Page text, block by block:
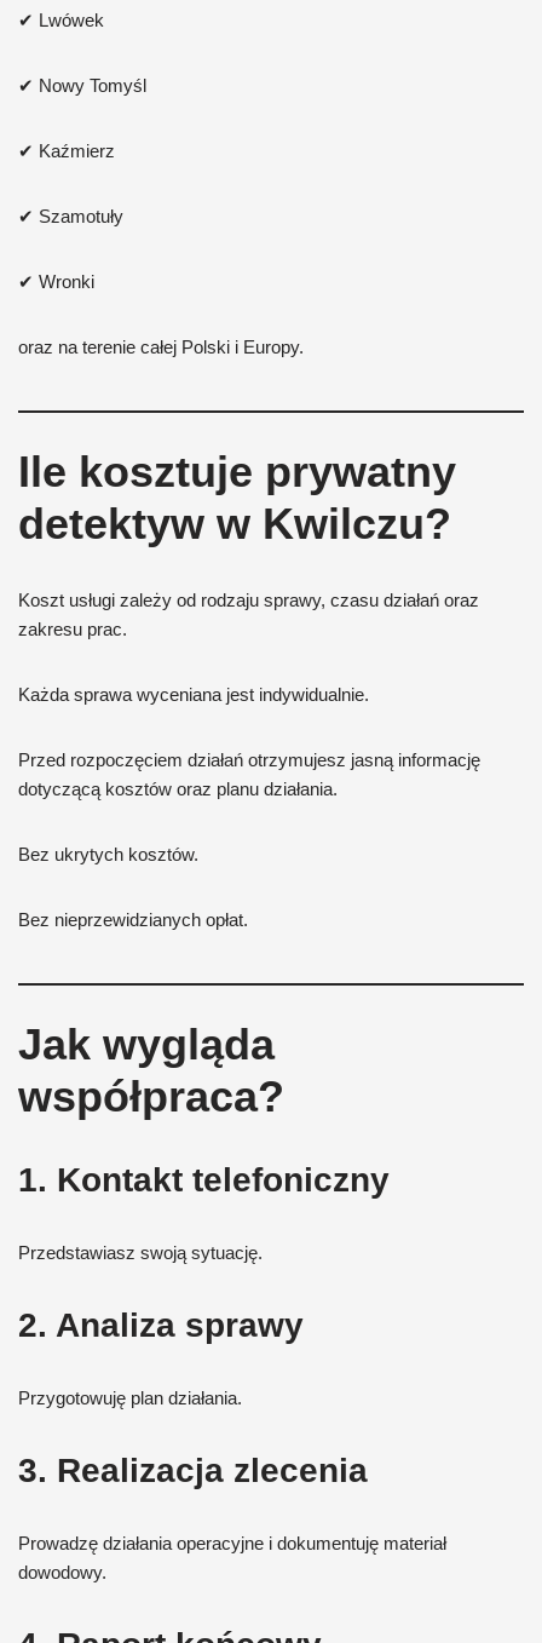
✔ Lwówek
✔ Nowy Tomyśl
✔ Kaźmierz
✔ Szamotuły
✔ Wronki
oraz na terenie całej Polski i Europy.
Ile kosztuje prywatny
detektyw w Kwilczu?
Koszt usługi zależy od rodzaju sprawy, czasu działań oraz
zakresu prac.
Każda sprawa wyceniana jest indywidualnie.
Przed rozpoczęciem działań otrzymujesz jasną informację
dotyczącą kosztów oraz planu działania.
Bez ukrytych kosztów.
Bez nieprzewidzianych opłat.
Jak wygląda
współpraca?
1. Kontakt telefoniczny
Przedstawiasz swoją sytuację.
2. Analiza sprawy
Przygotowuję plan działania.
3. Realizacja zlecenia
Prowadzę działania operacyjne i dokumentuję materiał
dowodowy.